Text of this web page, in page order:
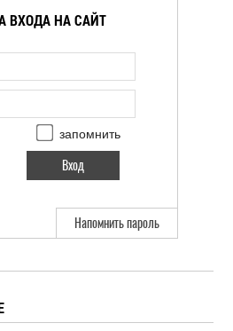
ВХОДА НА САЙТ
запомнить
Напомнить пароль